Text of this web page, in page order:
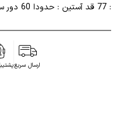
: 77 قد آستین : حدودا 60 دور سینه : M=90 / L=96 قد شلوار : 107
ارسال سریع